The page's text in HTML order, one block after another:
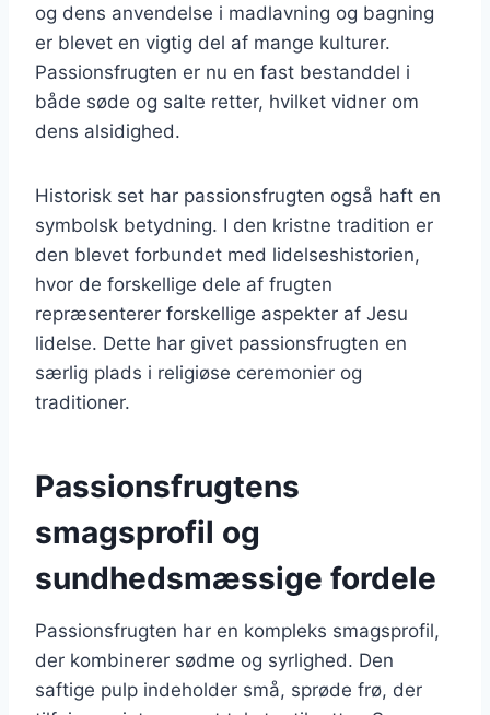
og dens anvendelse i madlavning og bagning
er blevet en vigtig del af mange kulturer.
Passionsfrugten er nu en fast bestanddel i
både søde og salte retter, hvilket vidner om
dens alsidighed.
Historisk set har passionsfrugten også haft en
symbolsk betydning. I den kristne tradition er
den blevet forbundet med lidelseshistorien,
hvor de forskellige dele af frugten
repræsenterer forskellige aspekter af Jesu
lidelse. Dette har givet passionsfrugten en
særlig plads i religiøse ceremonier og
traditioner.
Passionsfrugtens
smagsprofil og
sundhedsmæssige fordele
Passionsfrugten har en kompleks smagsprofil,
der kombinerer sødme og syrlighed. Den
saftige pulp indeholder små, sprøde frø, der